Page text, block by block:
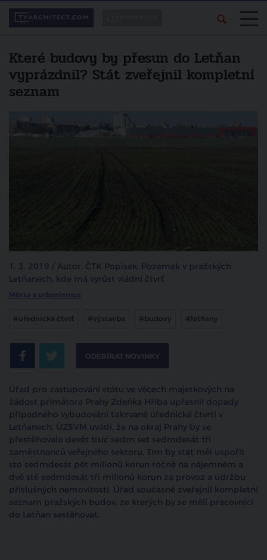
Které budovy by přesun do Letňan
vyprázdnil? Stát zveřejnil kompletní
seznam
1. 3. 2019 / Autor: ČTK Popisek: Pozemek v pražských
Letňanech, kde má vyrůst vládní čtvrť
Města a urbanismus
#úřednická čtvrť #výstavba #budovy #letňany
ODEBÍRAT NOVINKY
Úřad pro zastupování státu ve věcech majetkových na
žádost primátora Prahy Zdeňka Hřiba upřesnil dopady
případného vybudování takzvané úřednické čtvrti v
Letňanech. ÚZSVM uvádí, že na okraj Prahy by se
přestěhovalo devět tisíc sedm set sedmdesát tři
zaměstnanců veřejného sektoru. Tím by stát měl uspořit
sto sedmdesát pět milionů korun ročně na nájemném a
dvě stě sedmdesát tři milionů korun za provoz a údržbu
příslušných nemovitostí. Úřad současně zveřejnil kompletní
seznam pražských budov, ze kterých by se měli pracovníci
do Letňan sestěhovat.